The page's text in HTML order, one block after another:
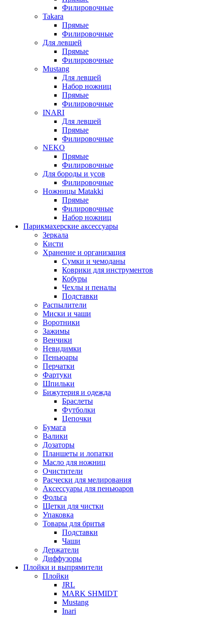
Филировочные
Takara
Прямые
Филировочные
Для левшей
Прямые
Филировочные
Mustang
Для левшей
Набор ножниц
Прямые
Филировочные
INARI
Для левшей
Прямые
Филировочные
NEKO
Прямые
Филировочные
Для бороды и усов
Филировочные
Ножницы Matakki
Прямые
Филировочные
Набор ножниц
Парикмахерские аксессуары
Зеркала
Кисти
Хранение и организация
Сумки и чемоданы
Коврики для инструментов
Кобуры
Чехлы и пеналы
Подставки
Распылители
Миски и чаши
Воротники
Зажимы
Венчики
Невидимки
Пеньюары
Перчатки
Фартуки
Шпильки
Бижутерия и одежда
Браслеты
Футболки
Цепочки
Бумага
Валики
Дозаторы
Планшеты и лопатки
Масло для ножниц
Очистители
Расчески для мелирования
Аксессуары для пеньюаров
Фольга
Щетки для чистки
Упаковка
Товары для бритья
Подставки
Чаши
Держатели
Диффузоры
Плойки и выпрямители
Плойки
JRL
MARK SHMIDT
Mustang
Inari